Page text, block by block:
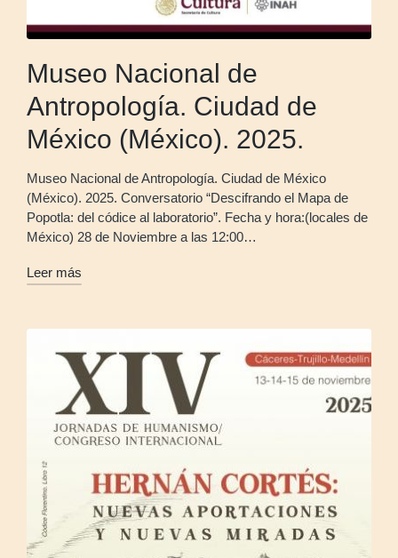
Museo Nacional de
Antropología. Ciudad de
México (México). 2025.
Museo Nacional de Antropología. Ciudad de México
(México). 2025. Conversatorio “Descifrando el Mapa de
Popotla: del códice al laboratorio”. Fecha y hora:(locales de
México) 28 de Noviembre a las 12:00…
Leer más